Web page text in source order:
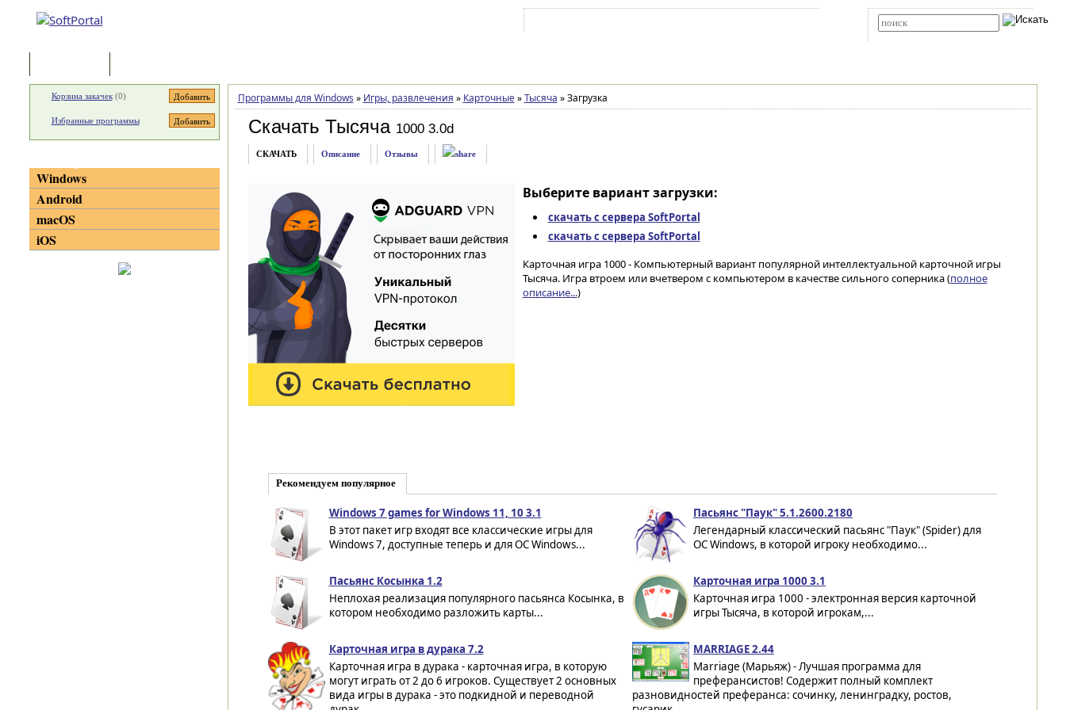
Программы для Windows » Игры, развлечения » Карточные » Тысяча »Загрузка
Скачать Тысяча 1000 3.0d
СКАЧАТЬ Описание Отзывы
Выберите вариант загрузки:
скачать с сервера SoftPortal
скачать с сервера SoftPortal
Карточная игра 1000 - Компьютерный вариант популярной интеллектуальной карточной игры
Тысяча. Игра втроем или вчетвером с компьютером в качестве сильного соперника (полное
описание...)
Рекомендуем популярное
Windows 7 games for Windows 11, 10 3.1
В этот пакет игр входят все классические игры для
Windows 7, доступные теперь и для ОС Windows...
Пасьянс "Паук" 5.1.2600.2180
Легендарный классический пасьянс "Паук" (Spider) для
ОС Windows, в которой игроку необходимо...
Пасьянс Косынка 1.2
Неплохая реализация популярного пасьянса Косынка, в
котором необходимо разложить карты...
Карточная игра 1000 3.1
Карточная игра 1000 - электронная версия карточной
игры Тысяча, в которой игрокам,...
Карточная игра в дурака 7.2
Карточная игра в дурака - карточная игра, в которую
могут играть от 2 до 6 игроков. Существует 2 основных
вида игры в дурака - это подкидной и переводной
MARRIAGE 2.44
Marriage (Марьяж) - Лучшая программа для
преферансистов! Содержит полный комплект
разновидностей преферанса: сочинку, ленинградку, ростов,
Корзина закачек(0)
Избранные программы
Windows
Android
macOS
iOS